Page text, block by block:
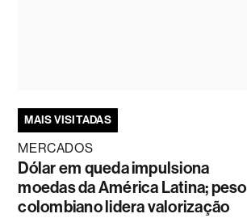
MAIS VISITADAS
MERCADOS
Dólar em queda impulsiona
moedas da América Latina; peso
colombiano lidera valorização